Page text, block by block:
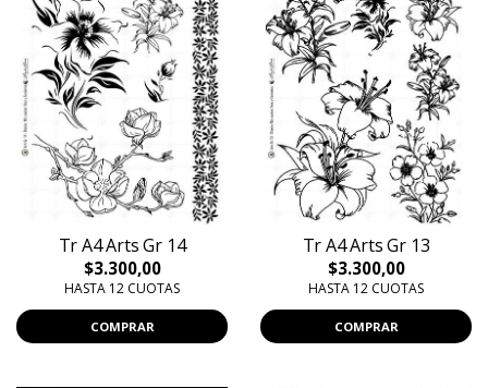
Tr A4 Arts Gr 14
$3.300,00
HASTA 12 CUOTAS
COMPRAR
Tr A4 Arts Gr 13
$3.300,00
HASTA 12 CUOTAS
COMPRAR